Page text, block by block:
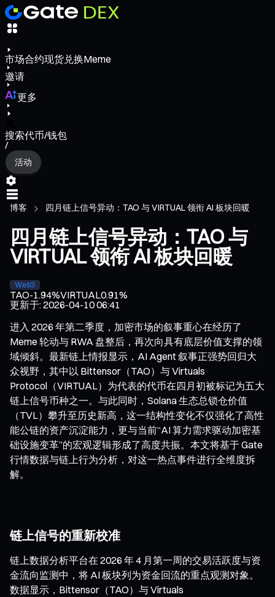
市场合约现货兑换Meme
邀请
更多
搜索代币/钱包
/
活动
博客 四月链上信号异动：TAO 与 VIRTUAL 领衔 AI 板块回暖
四月链上信号异动：TAO 与
VIRTUAL 领衔 AI 板块回暖
Web3
TAO-1.94%VIRTUAL0.91%
更新于:2026-04-10 06:41
进入 2026 年第二季度，加密市场的叙事重心在经历了
Meme 轮动与 RWA 盘整后，再次向具有底层价值支撑的领
域倾斜。最新链上情报显示，AI Agent 叙事正强势回归大
众视野，其中以 Bittensor（TAO）与 Virtuals
Protocol（VIRTUAL）为代表的代币在四月初被标记为五大
链上信号币种之一。与此同时，Solana 生态总锁仓价值
（TVL）攀升至历史新高，这一结构性变化不仅强化了高性
能公链的资产沉淀能力，更与当前“AI 算力需求驱动加密基
础设施变革”的宏观逻辑形成了高度共振。本文将基于 Gate
行情数据与链上行为分析，对这一热点事件进行全维度拆
解。
链上信号的重新校准
链上数据分析平台在 2026 年 4 月第一周的交易活跃度与资
金流向监测中，将 AI 板块列为资金回流的重点观测对象。
数据显示，Bittensor（TAO）与 Virtuals